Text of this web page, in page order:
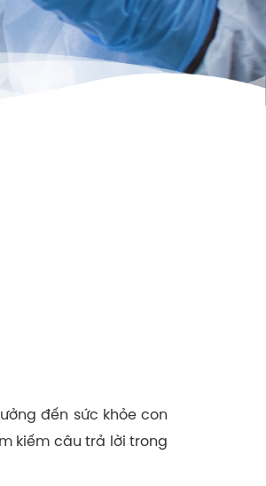
đến sức khỏe con
kiếm câu trả lời trong